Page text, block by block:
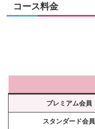
コース料金
プレミアム会員
スタンダード会員